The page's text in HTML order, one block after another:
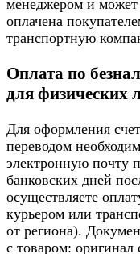
менеджером и может
оплачена
транспортную
Оплата по
для физических
Для оформления
переводом
электронную почту
банковских дней
осуществляете
курьером или
от региона).
с товаром: оригинал